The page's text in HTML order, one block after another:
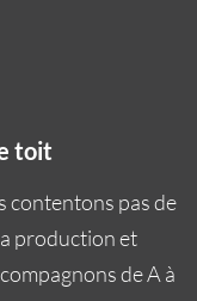
toit
contentons pas de
production et
de A à